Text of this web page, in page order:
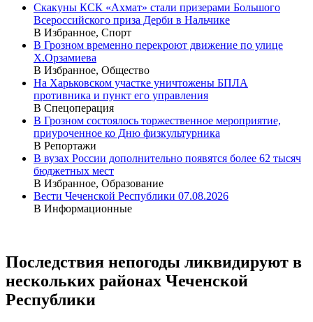
Скакуны КСК «Ахмат» стали призерами Большого
Всероссийского приза Дерби в Нальчике
В Избранное, Спорт
В Грозном временно перекроют движение по улице
Х.Орзамиева
В Избранное, Общество
На Харьковском участке уничтожены БПЛА
противника и пункт его управления
В Спецоперация
В Грозном состоялось торжественное мероприятие,
приуроченное ко Дню физкультурника
В Репортажи
В вузах России дополнительно появятся более 62 тысяч
бюджетных мест
В Избранное, Образование
Вести Чеченской Республики 07.08.2026
В Информационные
Последствия непогоды ликвидируют в
нескольких районах Чеченской
Республики